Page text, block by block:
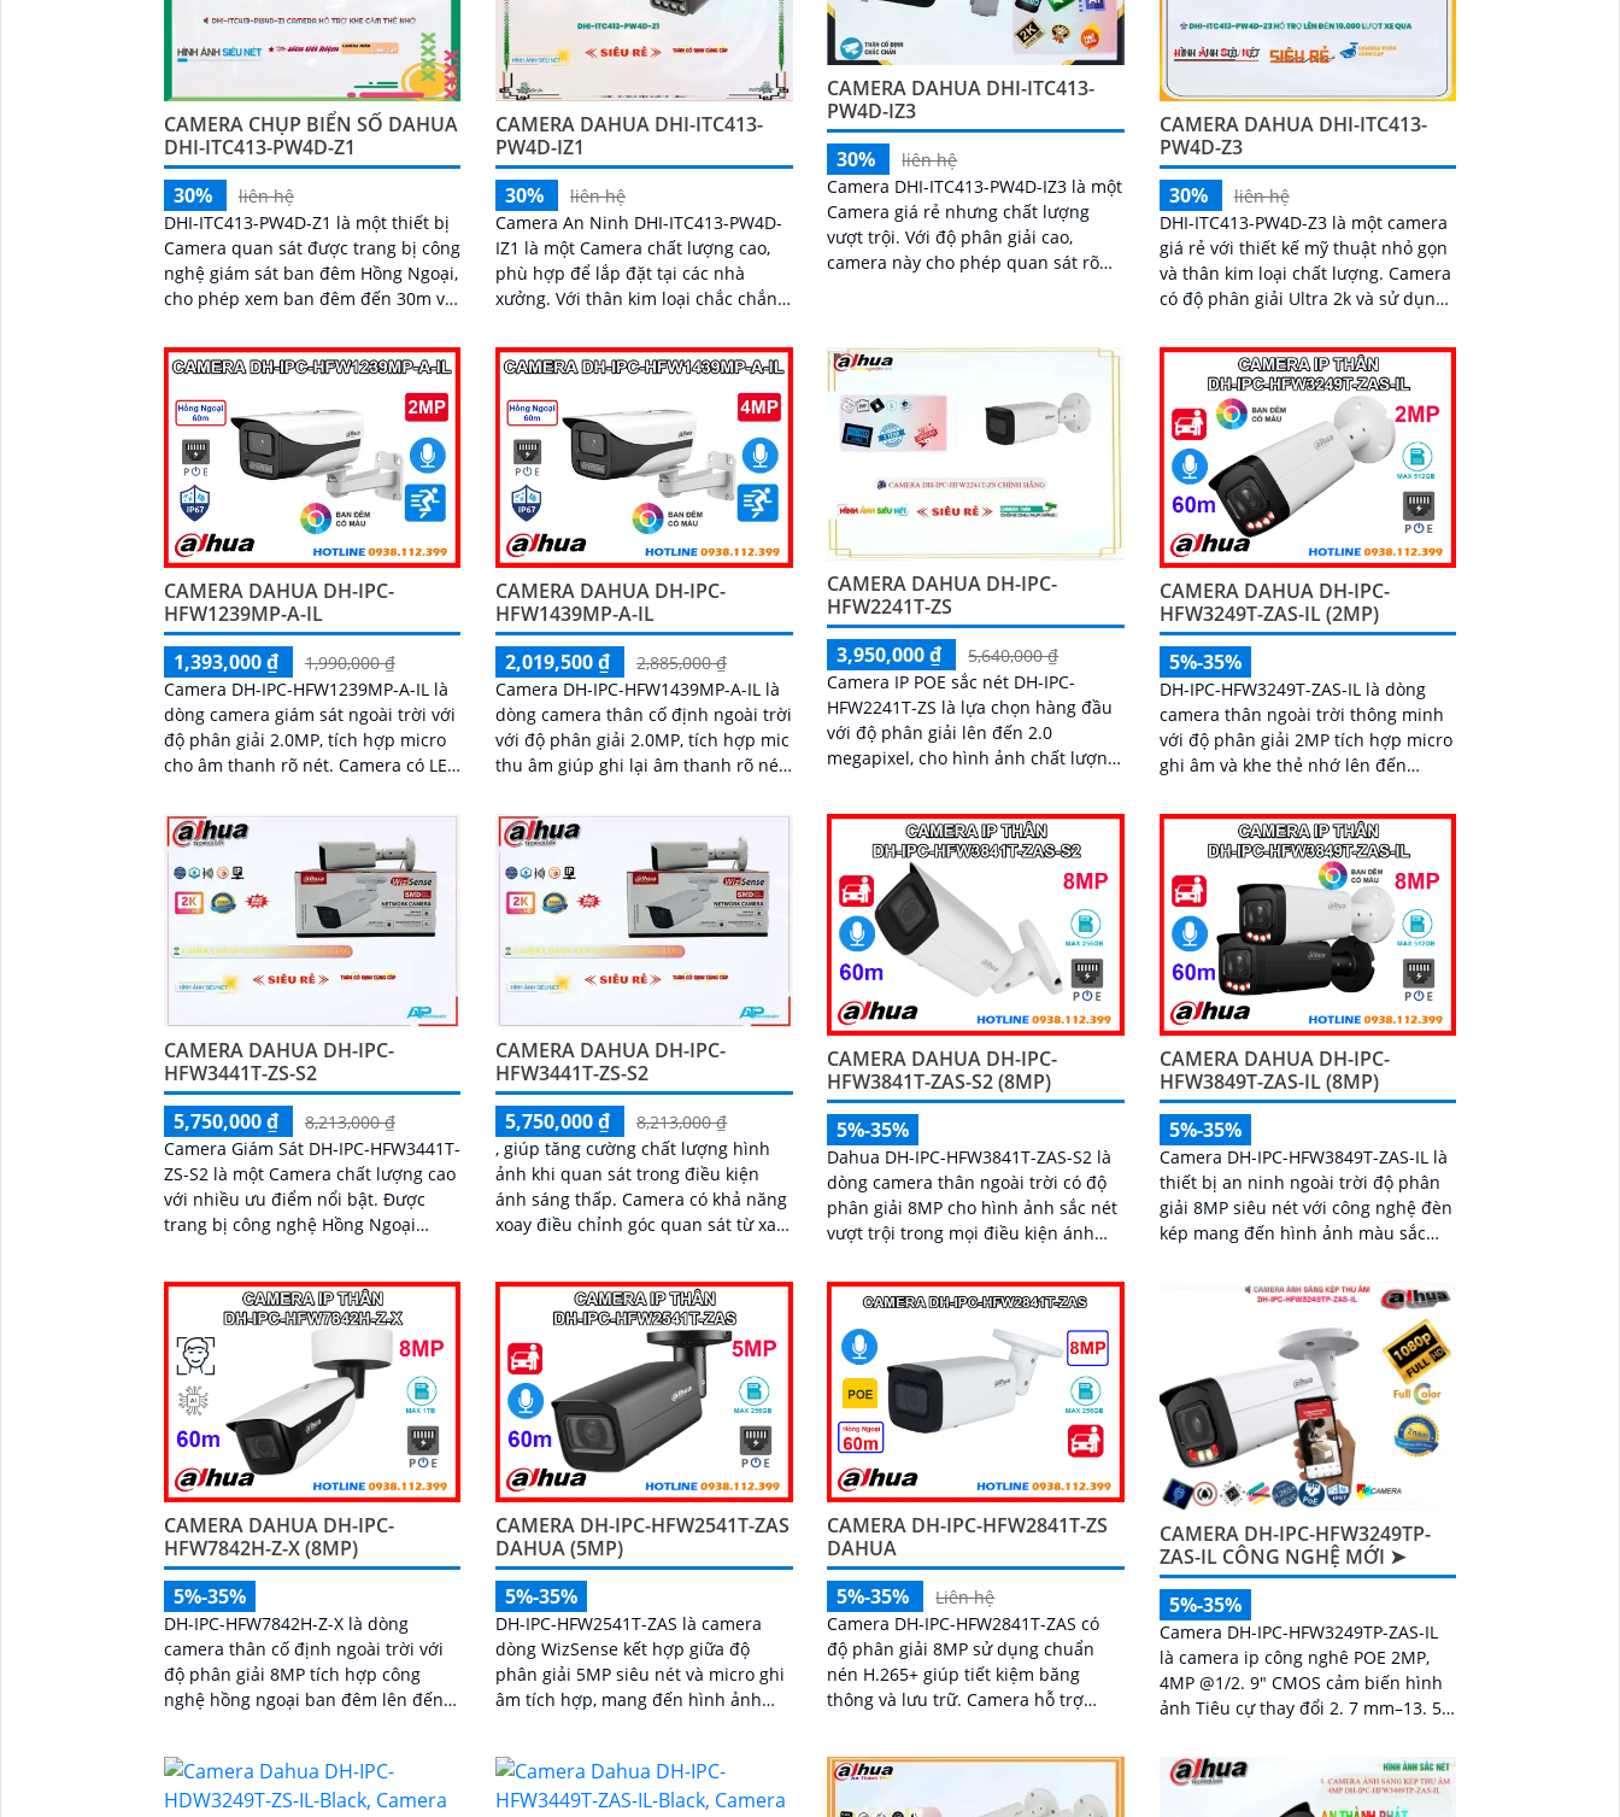
CAMERA CHỤP BIỂN SỐ DAHUA
DHI-ITC413-PW4D-Z1
30%
liên hệ
DHI-ITC413-PW4D-Z1 là một thiết bị
Camera quan sát được trang bị công
nghệ giám sát ban đêm Hồng Ngoại,
cho phép xem ban đêm đến 30m và
MP
CAMERA DAHUA DHI-ITC413-
PW4D-IZ1
30%
liên hệ
Camera An Ninh DHI-ITC413-PW4D-
IZ1 là một Camera chất lượng cao,
phù hợp để lắp đặt tại các nhà
xưởng. Với thân kim loại chắc chắn,
lượng 4
CAMERA DAHUA DHI-ITC413-
PW4D-IZ3
30%
liên hệ
Camera DHI-ITC413-PW4D-IZ3 là một
Camera giá rẻ nhưng chất lượng
vượt trội. Với độ phân giải cao,
camera này cho phép quan sát rõ
CAMERA DAHUA DHI-ITC413-
PW4D-Z3
30%
liên hệ
DHI-ITC413-PW4D-Z3 là một camera
giá rẻ với thiết kế mỹ thuật nhỏ gọn
và thân kim loại chất lượng. Camera
có độ phân giải Ultra 2k và sử dụng
giảm chất lượng
CAMERA DAHUA DH-IPC-
HFW1239MP-A-IL
1,393,000 ₫
1,990,000 ₫
Camera DH-IPC-HFW1239MP-A-IL là
dòng camera giám sát ngoài trời với
độ phân giải 2.0MP, tích hợp micro
cho âm thanh rõ nét. Camera có LED
ngoại...
CAMERA DAHUA DH-IPC-
HFW1439MP-A-IL
2,019,500 ₫
2,885,000 ₫
Camera DH-IPC-HFW1439MP-A-IL là
dòng camera thân cố định ngoài trời
với độ phân giải 2.0MP, tích hợp mic
thu âm giúp ghi lại âm thanh rõ nét.
30m,...
CAMERA DAHUA DH-IPC-
HFW2241T-ZS
3,950,000 ₫
5,640,000 ₫
Camera IP POE sắc nét DH-IPC-
HFW2241T-ZS là lựa chọn hàng đầu
với độ phân giải lên đến 2.0
megapixel, cho hình ảnh chất lượng
năng quan sát ban...
CAMERA DAHUA DH-IPC-
HFW3249T-ZAS-IL (2MP)
5%-35%
DH-IPC-HFW3249T-ZAS-IL là dòng
camera thân ngoài trời thông minh
với độ phân giải 2MP tích hợp micro
ghi âm và khe thẻ nhớ lên đến
cùng hồng ngoại tầm xa 60m cho
hình ảnh có màu sắc nét cả trong
CAMERA DAHUA DH-IPC-
HFW3441T-ZS-S2
5,750,000 ₫
8,213,000 ₫
Camera Giám Sát DH-IPC-HFW3441T-
ZS-S2 là một Camera chất lượng cao
với nhiều ưu điểm nổi bật. Được
trang bị công nghệ Hồng Ngoại
ngay cả khi quan sát ban đêm
CAMERA DAHUA DH-IPC-
HFW3441T-ZS-S2
5,750,000 ₫
8,213,000 ₫
, giúp tăng cường chất lượng hình
ảnh khi quan sát trong điều kiện
ánh sáng thấp. Camera có khả năng
xoay điều chỉnh góc quan sát từ xa
CAMERA DAHUA DH-IPC-
HFW3841T-ZAS-S2 (8MP)
5%-35%
Dahua DH-IPC-HFW3841T-ZAS-S2 là
dòng camera thân ngoài trời có độ
phân giải 8MP cho hình ảnh sắc nét
vượt trội trong mọi điều kiện ánh
minh, camera nhận diện chính xác
người và xe, kết hợp micro ghi âm,
hồng ngoại ban đêm 60m và khe thẻ
nhớ lên đến 256GB mang đến giải
pháp giám sát toàn diện và hiệu
quả
CAMERA DAHUA DH-IPC-
HFW3849T-ZAS-IL (8MP)
5%-35%
Camera DH-IPC-HFW3849T-ZAS-IL là
thiết bị an ninh ngoài trời độ phân
giải 8MP siêu nét với công nghệ đèn
kép mang đến hình ảnh màu sắc
Tích hợp micro ghi âm, khe thẻ nhớ
lên đến 512GB và khả năng nhận
diện thông minh giúp phân biệt
chính xác giữa người và xe, nâng cao
hiệu quả giám sát với thiết kế chuẩn
IP67 chống bụi nước và hỗ trợ PoE
giá rẻ
CAMERA DAHUA DH-IPC-
HFW7842H-Z-X (8MP)
5%-35%
DH-IPC-HFW7842H-Z-X là dòng
camera thân cố định ngoài trời với
độ phân giải 8MP tích hợp công
nghệ hồng ngoại ban đêm lên đến
nhận diện khuôn mặt thông minh,
chuẩn nén POE, đạt tiêu chuẩn
CAMERA DH-IPC-HFW2541T-ZAS
DAHUA (5MP)
5%-35%
DH-IPC-HFW2541T-ZAS là camera
dòng WizSense kết hợp giữa độ
phân giải 5MP siêu nét và micro ghi
âm tích hợp, mang đến hình ảnh
chính xác người và phương tiện,
giảm thiểu cảnh báo sai, tối ưu hiệu
CAMERA DH-IPC-HFW2841T-ZS
DAHUA
5%-35%
Liên hệ
Camera DH-IPC-HFW2841T-ZAS có
độ phân giải 8MP sử dụng chuẩn
nén H.265+ giúp tiết kiệm băng
thông và lưu trữ. Camera hỗ trợ
CAMERA DH-IPC-HFW3249TP-
ZAS-IL CÔNG NGHỆ MỚI ➤
5%-35%
Camera DH-IPC-HFW3249TP-ZAS-IL
là camera ip công nghê POE 2MP,
4MP @1/2. 9" CMOS cảm biến hình
ảnh Tiêu cự thay đổi 2. 7 mm–13. 5
kép tiên tiến cho...